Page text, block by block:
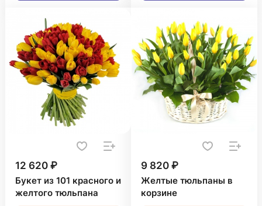
12 620 ₽
Букет из 101 красного и
желтого тюльпана
9 820 ₽
Желтые тюльпаны в
корзине